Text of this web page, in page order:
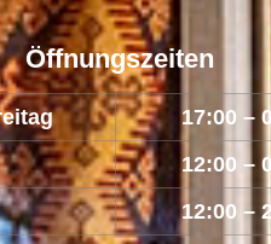
Öffnungszeiten
17:00 –
12:00 –
12:00 –